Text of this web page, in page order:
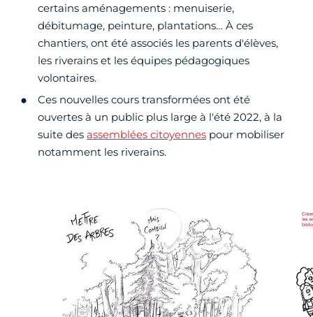
certains aménagements : menuiserie,
débitumage, peinture, plantations… À ces
chantiers, ont été associés les parents d'élèves,
les riverains et les équipes pédagogiques
volontaires.
Ces nouvelles cours transformées ont été
ouvertes à un public plus large à l'été 2022, à la
suite des assemblées citoyennes pour mobiliser
notamment les riverains.